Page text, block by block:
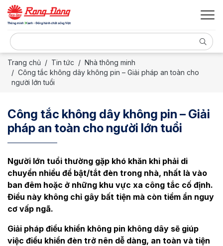
Trang chủ Tin tức
Nhà thông minh
Công tắc không dây không pin – Giải pháp an toàn cho
người lớn tuổi
Công tắc không dây không pin – Giải
pháp an toàn cho người lớn tuổi
Người lớn tuổi thường gặp khó khăn khi phải di
chuyển nhiều để bật/tắt đèn trong nhà, nhất là vào
ban đêm hoặc ở những khu vực xa công tắc cố định.
Điều này không chỉ gây bất tiện mà còn tiềm ẩn nguy
cơ vấp ngã.
Giải pháp điều khiển không pin không dây sẽ giúp
việc điều khiển đèn trở nên dễ dàng, an toàn và tiện